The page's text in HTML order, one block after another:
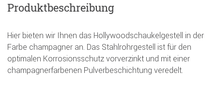
Produktbeschreibung
Hier bieten wir Ihnen das Hollywoodschaukelgestell in der
Farbe champagner an. Das Stahlrohrgestell ist für den
optimalen Korrosionsschutz vorverzinkt und mit einer
champagnerfarbenen Pulverbeschichtung veredelt.